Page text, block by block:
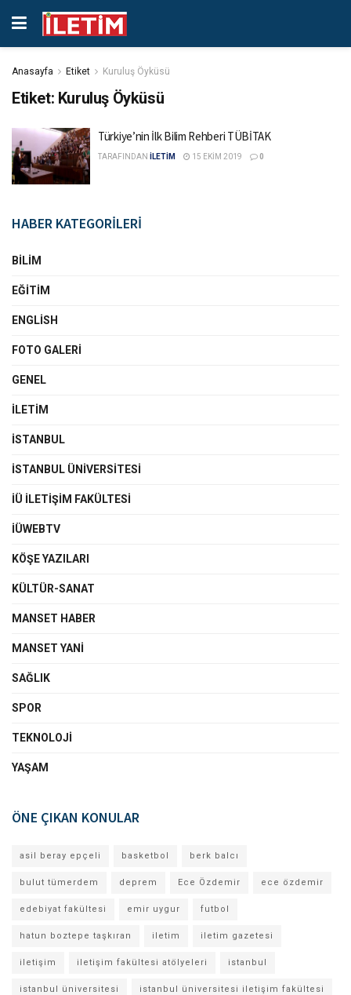
Anasayfa Etiket Kuruluş Öyküsü
Etiket: Kuruluş Öyküsü
Türkiye’nin İlk Bilim Rehberi TÜBİTAK
TARAFINDAN İLETİM 15 EKIM 2019 0
HABER KATEGORİLERİ
BILIM
EĞITIM
ENGLISH
FOTO GALERI
GENEL
İLETIM
İSTANBUL
İSTANBUL ÜNIVERSITESI
İÜ İLETIŞIM FAKÜLTESI
İÜWEBTV
KÖŞE YAZILARI
KÜLTÜR-SANAT
MANSET HABER
MANSET YANI
SAĞLIK
SPOR
TEKNOLOJI
YAŞAM
ÖNE ÇIKAN KONULAR
asil beray epçeli basketbol berk balcı
bulut tümerdem deprem Ece Özdemir ece özdemir
edebiyat fakültesi emir uygur futbol
hatun boztepe taşkıran iletim iletim gazetesi
iletişim iletişim fakültesi atölyeleri istanbul
istanbul üniversitesi istanbul üniversitesi iletişim fakültesi